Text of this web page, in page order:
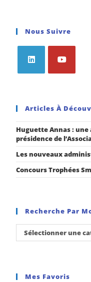
Nous Suivre
Articles À
Huguette Annas :
présidence de
Les nouveaux
Concours Trophées
Recherche Par
Sélectionner une
Mes Favoris